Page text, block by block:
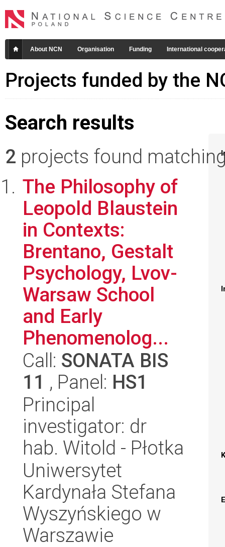
About NCN Organisation Funding International
Projects funded by the
Search results
2 projects found
The Philosophy of
Leopold Blaustein
in Contexts:
Brentano, Gestalt
Psychology, Lvov-
Warsaw School
and Early
Phenomenolog...
Call: SONATA BIS
11 , Panel: HS1
Principal
investigator: dr
hab. Witold - Płotka
Uniwersytet
Kardynała Stefana
Wyszyńskiego w
Warszawie